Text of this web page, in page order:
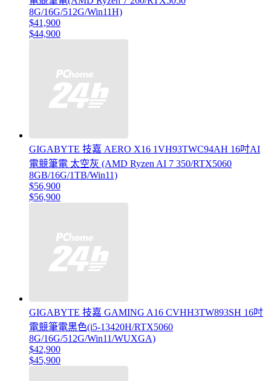
8G/16G/512G/Win11H)
$41,900
$44,900
GIGABYTE 技嘉 AERO X16 1VH93TWC94AH 16吋AI
電競筆電 太空灰 (AMD Ryzen AI 7 350/RTX5060
8GB/16G/1TB/Win11)
$56,900
$56,900
GIGABYTE 技嘉 GAMING A16 CVHH3TW893SH 16吋
電競筆電黑色(i5-13420H/RTX5060
8G/16G/512G/Win11/WUXGA)
$42,900
$45,900